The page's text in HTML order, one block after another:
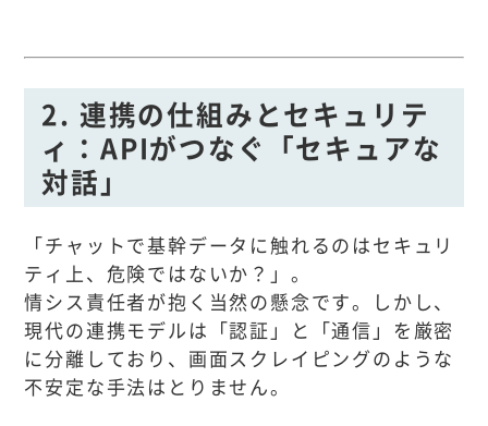
2. 連携の仕組みとセキュリテ
ィ：APIがつなぐ「セキュアな
対話」
「チャットで基幹データに触れるのはセキュリ
ティ上、危険ではないか？」。
情シス責任者が抱く当然の懸念です。しかし、
現代の連携モデルは「認証」と「通信」を厳密
に分離しており、画面スクレイピングのような
不安定な手法はとりません。